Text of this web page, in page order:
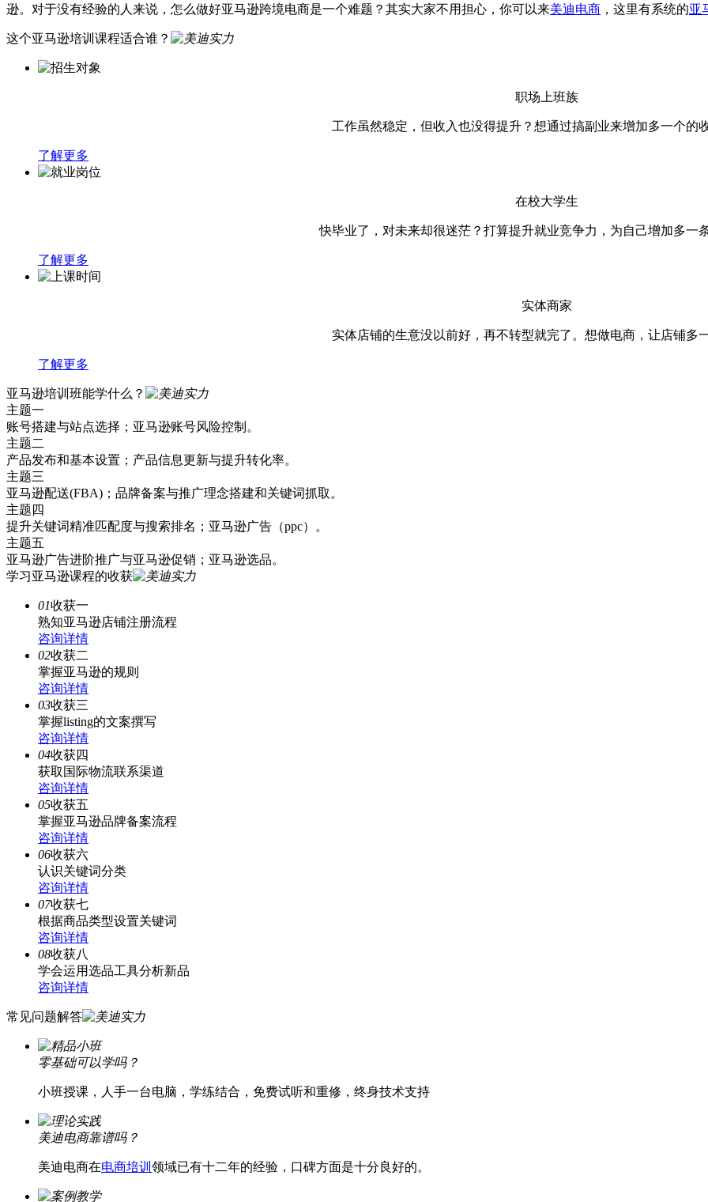
逊。对于没有经验的人来说，怎么做好亚马逊跨境电商是一个难题？其实大家不用担心，你可以来美迪电商 ，这里有系统的亚
这个亚马逊培训课程适合谁？
职场上班族
工作虽然稳定，但收入也没得提升？想通过搞副业来增加多一个的
了解更多
在校大学生
快毕业了，对未来却很迷茫？打算提升就业竞争力，为自己增加多一
了解更多
实体商家
实体店铺的生意没以前好，再不转型就完了。想做电商，让店铺多
了解更多
亚马逊培训班能学什么？
主题一
账号搭建与站点选择；亚马逊账号风险控制。
主题二
产品发布和基本设置；产品信息更新与提升转化率。
主题三
亚马逊配送(FBA)；品牌备案与推广理念搭建和关键词抓取。
主题四
提升关键词精准匹配度与搜索排名；亚马逊广告（ppc）。
主题五
亚马逊广告进阶推广与亚马逊促销；亚马逊选品。
学习亚马逊课程的收获
01收获一
熟知亚马逊店铺注册流程
咨询详情
02收获二
掌握亚马逊的规则
咨询详情
03收获三
掌握listing的文案撰写
咨询详情
04收获四
获取国际物流联系渠道
咨询详情
05收获五
掌握亚马逊品牌备案流程
咨询详情
06收获六
认识关键词分类
咨询详情
07收获七
根据商品类型设置关键词
咨询详情
08收获八
学会运用选品工具分析新品
咨询详情
常见问题解答
零基础可以学吗？
小班授课，人手一台电脑，学练结合，免费试听和重修，终身技术支持
美迪电商靠谱吗？
美迪电商在电商培训 领域已有十二年的经验，口碑方面是十分良好的。